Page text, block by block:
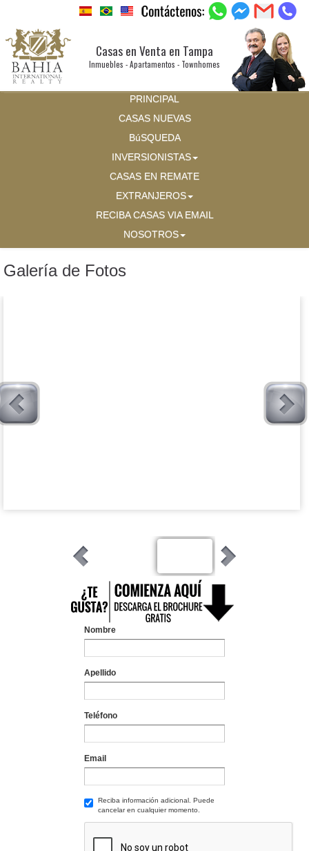
Casas en Venta en Tampa
Inmuebles - Apartamentos - Townhomes
PRINCIPAL
CASAS NUEVAS
BúSQUEDA
INVERSIONISTAS
CASAS EN REMATE
EXTRANJEROS
RECIBA CASAS VIA EMAIL
NOSOTROS
Galería de Fotos
Nombre
Apellido
Teléfono
Email
Reciba información adicional. Puede
cancelar en cualquier momento.